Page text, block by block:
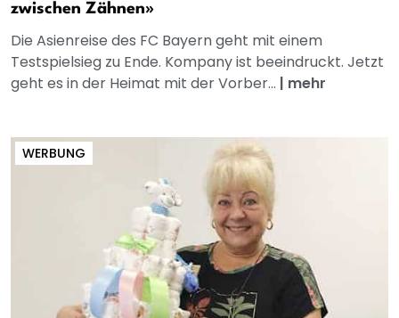
zwischen Zähnen»
Die Asienreise des FC Bayern geht mit einem
Testspielsieg zu Ende. Kompany ist beeindruckt. Jetzt
geht es in der Heimat mit der Vorber... | mehr
WERBUNG